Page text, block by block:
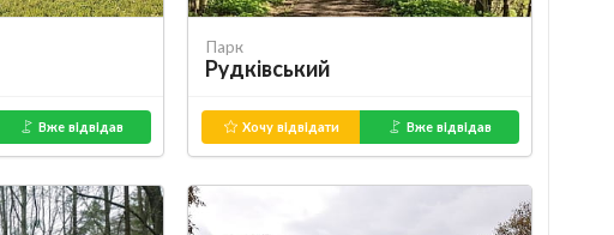
Вже відвідав
Парк
Рудківський
Хочу відвідати Вже відвідав